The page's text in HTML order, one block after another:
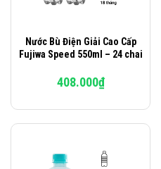
Nước Bù Điện Giải Cao Cấp
Fujiwa Speed 550ml – 24 chai
408.000₫